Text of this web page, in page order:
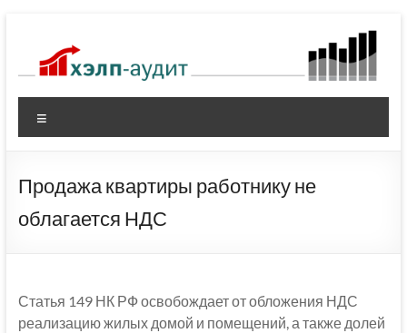
содержимому
Продажа квартиры работнику не
облагается НДС
Статья 149 НК РФ освобождает от обложения НДС
реализацию жилых домой и помещений, а также долей